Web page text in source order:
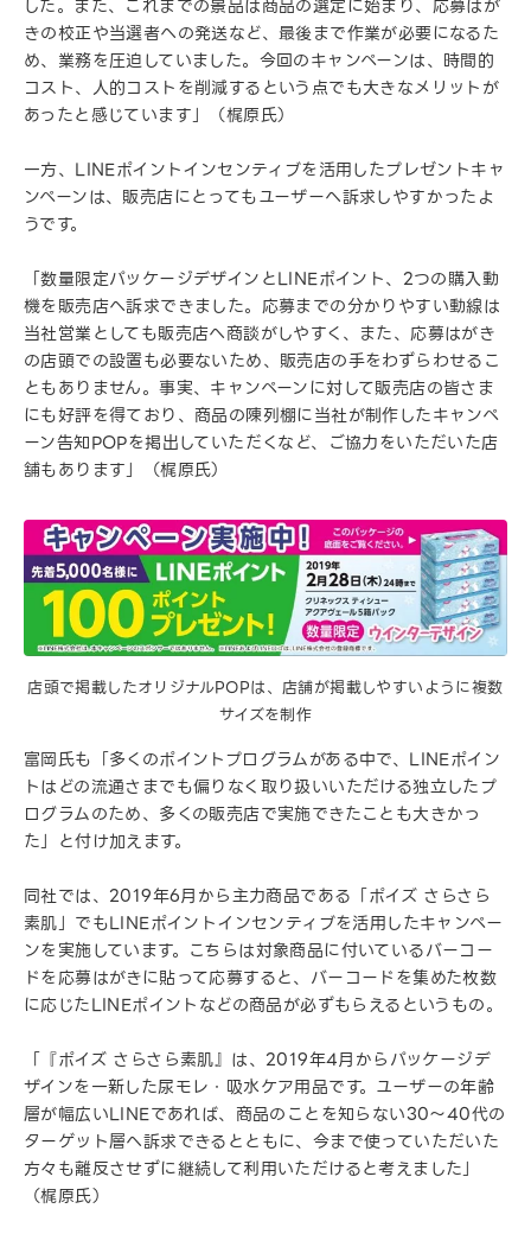
した。また、これまでの景品は商品の選定に始まり、応募はが
きの校正や当選者への発送など、最後まで作業が必要になるた
め、業務を圧迫していました。今回のキャンペーンは、時間的
コスト、人的コストを削減するという点でも大きなメリットが
あったと感じています」（梶原氏）
一方、LINEポイントインセンティブを活用したプレゼントキャ
ンペーンは、販売店にとってもユーザーへ訴求しやすかったよ
うです。
「数量限定パッケージデザインとLINEポイント、2つの購入動
機を販売店へ訴求できました。応募までの分かりやすい動線は
当社営業としても販売店へ商談がしやすく、また、応募はがき
の店頭での設置も必要ないため、販売店の手をわずらわせるこ
ともありません。事実、キャンペーンに対して販売店の皆さま
にも好評を得ており、商品の陳列棚に当社が制作したキャンペ
ーン告知POPを掲出していただくなど、ご協力をいただいた店
舗もあります」（梶原氏）
店頭で掲載したオリジナルPOPは、店舗が掲載しやすいように複数
サイズを制作
富岡氏も「多くのポイントプログラムがある中で、LINEポイン
トはどの流通さまでも偏りなく取り扱いいただける独立したプ
ログラムのため、多くの販売店で実施できたことも大きかっ
た」と付け加えます。
同社では、2019年6月から主力商品である「ポイズ さらさら
素肌」でもLINEポイントインセンティブを活用したキャンペー
ンを実施しています。こちらは対象商品に付いているバーコー
ドを応募はがきに貼って応募すると、バーコードを集めた枚数
に応じたLINEポイントなどの商品が必ずもらえるというもの。
「『ポイズ さらさら素肌』は、2019年4月からパッケージデ
ザインを一新した尿モレ・吸水ケア用品です。ユーザーの年齢
層が幅広いLINEであれば、商品のことを知らない30〜40代の
ターゲット層へ訴求できるとともに、今まで使っていただいた
方々も離反させずに継続して利用いただけると考えました」
（梶原氏）